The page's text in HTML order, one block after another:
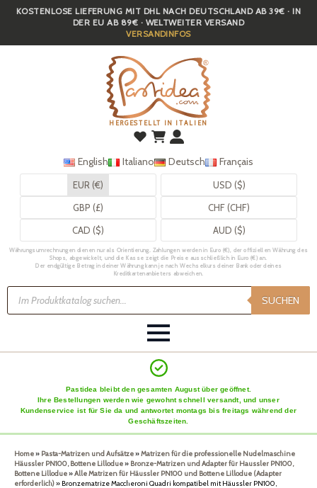
Skip
KOSTENLOSE LIEFERUNG MIT DHL NACH DEUTSCHLAND AB 39€ · IN
DER EU AB 89€ · WELTWEITER VERSAND
VERSANDINFOS
HERGESTELLT IN ITALIEN
English Italiano Deutsch Français
EUR (€)
USD ($)
GBP (£)
CHF (CHF)
CAD ($)
AUD ($)
Währungsumrechnungen dienen nur als Orientierung. Zahlungen werden in Euro (€), der offiziellen Währung des
Shops, abgewickelt, und die Kasse zeigt die Preise ausschließlich in Euro (€) an.
Der endgültige Betrag in deiner Währung kann je nach Wechselkurs deiner Bank oder deines
Kreditkartenanbieters abweichen.
Products
search SUCHEN
Pastidea bleibt den gesamten August über geöffnet.
Ihre Bestellungen werden wie gewohnt schnell versandt, und unser
Kundenservice ist für Sie da und antwortet montags bis freitags während der
Geschäftszeiten.
Home» Pasta-Matrizen und Aufsätze»Matrizen für die professionelle Nudelmaschine
Häussler PN100, Bottene Lillodue» Bronze-Matrizen und Adapter für Haussler PN100,
Bottene Lillodue»Alle Matrizen für Häussler PN100 und Bottene Lillodue (Adapter
erforderlich)» Bronzematrize Maccheroni Quadri kompatibel mit Häussler PN100,